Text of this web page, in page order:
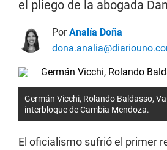
el pliego de la abogada
PorAnalía Doña
Germán Vicchi, Rolando Baldasso,
interbloque de Cambia Mendoza.
El oficialismo sufrió el primer